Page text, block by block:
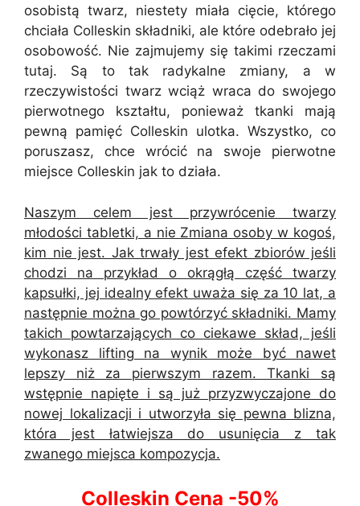
osobistą twarz, niestety miała cięcie, którego
chciała Colleskin składniki, ale które odebrało jej
osobowość. Nie zajmujemy się takimi rzeczami
tutaj. Są to tak radykalne zmiany, a w
rzeczywistości twarz wciąż wraca do swojego
pierwotnego kształtu, ponieważ tkanki mają
pewną pamięć Colleskin ulotka. Wszystko, co
poruszasz, chce wrócić na swoje pierwotne
miejsce Colleskin jak to działa.
Naszym celem jest przywrócenie twarzy
młodości tabletki, a nie Zmiana osoby w kogoś,
kim nie jest. Jak trwały jest efekt zbiorów jeśli
chodzi na przykład o okrągłą część twarzy
kapsułki, jej idealny efekt uważa się za 10 lat, a
następnie można go powtórzyć składniki. Mamy
takich powtarzających co ciekawe skład, jeśli
wykonasz lifting na wynik może być nawet
lepszy niż za pierwszym razem. Tkanki są
wstępnie napięte i są już przyzwyczajone do
nowej lokalizacji i utworzyła się pewna blizna,
która jest łatwiejsza do usunięcia z tak
zwanego miejsca kompozycja.
Colleskin Cena -50%